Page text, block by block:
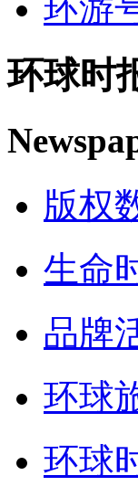
环游
环球时
版权
生命
品牌
环球
环球